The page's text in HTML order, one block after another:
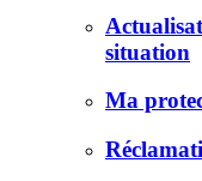
situation
Ma